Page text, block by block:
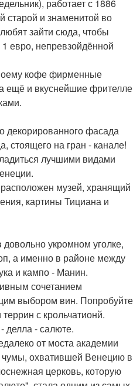
работает с 1886
старой и знаменитой во
зайти сюда, чтобы
евро, непревзойдённой
кофе фирменные
ещё и вкуснейшие фрителле
декорированного фасада
стоящего на гран - канале!
лучшими видами
музей, хранящий
картины Тициана и
укромном уголке,
а именно в районе между
и кампо - Манин.
сочетанием
выбором вин. Попробуйте
с крольчатионй.
делла - салюте.
от моста академии
охватившей Венецию в
церковь, которую